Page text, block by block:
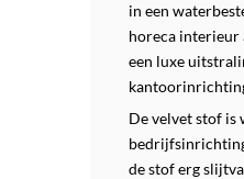
in een
horeca interieur
een luxe
De velvet stof is
de stof erg